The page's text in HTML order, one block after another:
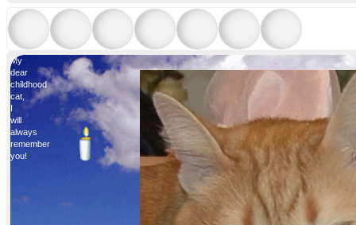
My
dear
childhood
cat,
I
will
always
remember
you!